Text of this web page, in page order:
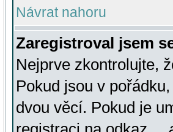
Návrat nahoru
Zaregistroval jsem
Nejprve zkontrolujte,
Pokud jsou v
dvou věcí. Pokud je